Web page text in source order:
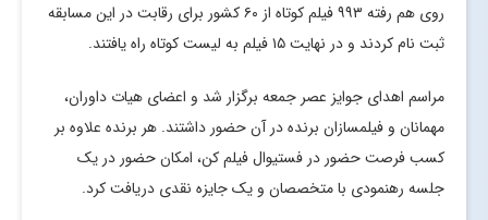
روی هم رفته ۹۹۳ فیلم کوتاه از ۶۰ کشور برای رقابت در این مسابقه
ثبت نام کردند و در نهایت ۱۵ فیلم به لیست کوتاه راه یافتند.
مراسم اهدای جوایز عصر جمعه برگزار شد و اعضای هیات داوران،
مهمانان و فیلمسازان برنده در آن حضور داشتند. هر برنده علاوه بر
کسب فرصت حضور در فستیوال فیلم کن، امکان حضور در یک
جلسه رهنمودی با متخصصان و یک جایزه نقدی دریافت کرد.